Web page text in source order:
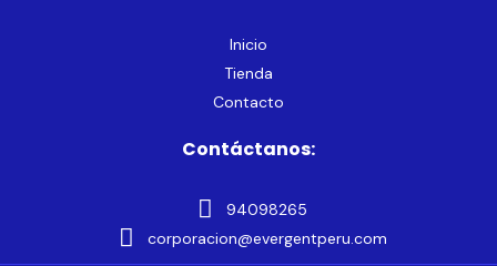
Inicio
Tienda
Contacto
Contáctanos:
94098265
corporacion@evergentperu.com